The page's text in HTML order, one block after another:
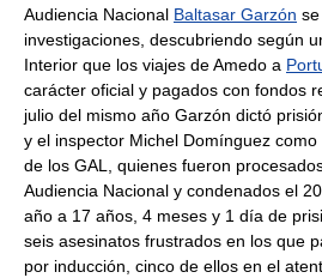
Audiencia Nacional Baltasar Garzón
investigaciones, descubriendo según
Interior que los viajes de Amedo a
carácter oficial y pagados con fondos
julio del mismo año Garzón dictó
y el inspector Michel Domínguez
de los GAL, quienes fueron
Audiencia Nacional y condenados el
año a 17 años, 4 meses y 1 día de
seis asesinatos frustrados en los que
por inducción, cinco de ellos en el